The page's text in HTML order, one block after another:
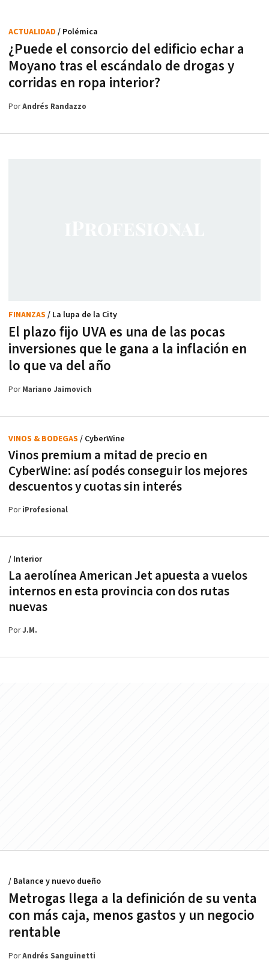
¿Puede el consorcio del edificio echar a
Moyano tras el escándalo de drogas y
corridas en ropa interior?
ACTUALIDAD / Polémica
PorAndrés Randazzo
El plazo fijo UVA es una de las pocas
inversiones que le gana a la inflación en
lo que va del año
FINANZAS / La lupa de la City
PorMariano Jaimovich
Vinos premium a mitad de precio en
CyberWine: así podés conseguir los mejores
descuentos y cuotas sin interés
VINOS & BODEGAS / CyberWine
PoriProfesional
La aerolínea American Jet apuesta a vuelos
internos en esta provincia con dos rutas
nuevas
/ Interior
PorJ.M.
Metrogas llega a la definición de su venta
con más caja, menos gastos y un negocio
rentable
/ Balance y nuevo dueño
PorAndrés Sanguinetti